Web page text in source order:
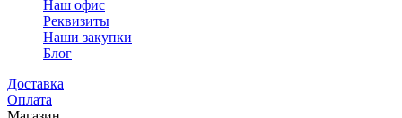
Наш офис
Реквизиты
Наши закупки
Блог
Доставка
Оплата